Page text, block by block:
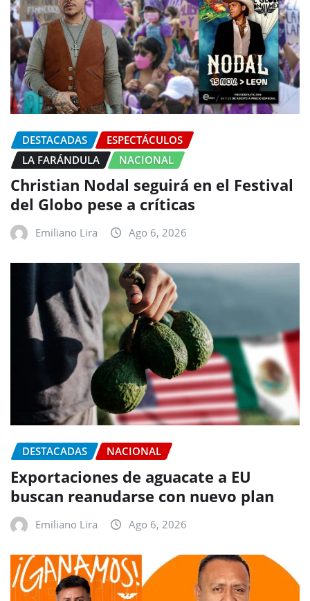
DESTACADAS
ESPECTÁCULOS
LA FARÁNDULA
NACIONAL
Christian Nodal seguirá en el Festival
del Globo pese a críticas
Emiliano Lira Ago 6, 2026
DESTACADAS NACIONAL
Exportaciones de aguacate a EU
buscan reanudarse con nuevo plan
Emiliano Lira Ago 6, 2026